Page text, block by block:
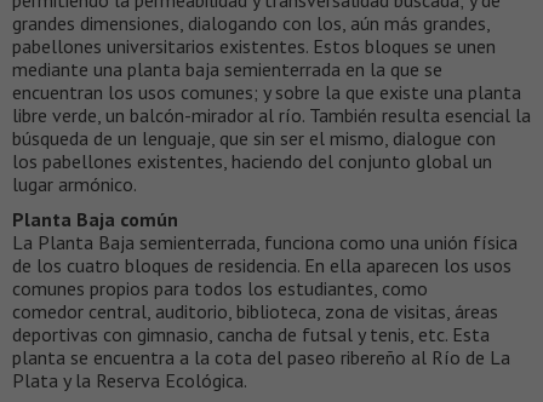
grandes dimensiones, dialogando con los, aún más grandes,
pabellones universitarios existentes. Estos bloques se unen
mediante una planta baja semienterrada en la que se
encuentran los usos comunes; y sobre la que existe una planta
libre verde, un balcón-mirador al río. También resulta esencial la
búsqueda de un lenguaje, que sin ser el mismo, dialogue con
los pabellones existentes, haciendo del conjunto global un
lugar armónico.
Planta Baja común
La Planta Baja semienterrada, funciona como una unión física
de los cuatro bloques de residencia. En ella aparecen los usos
comunes propios para todos los estudiantes, como
comedor central, auditorio, biblioteca, zona de visitas, áreas
deportivas con gimnasio, cancha de futsal y tenis, etc. Esta
planta se encuentra a la cota del paseo ribereño al Río de La
Plata y la Reserva Ecológica.